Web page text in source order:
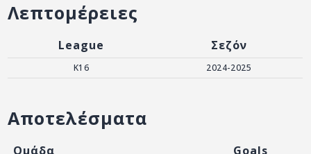
Λεπτομέρειες
League Σεζόν
K16 2024-2025
Αποτελέσματα
Ομάδα Goals